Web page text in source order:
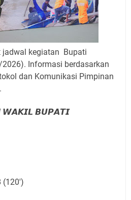
Samsat Keliling Kuningan Senin 10 Agustus
Agustus 2026 Lokasi Samsat Keliling
Ada di Empat Lokasi
jadwal kegiatan Bupati
Informasi berdasarkan
dan Komunikasi Pimpinan
𝙒𝘼𝙆𝙄𝙇 𝘽𝙐𝙋𝘼𝙏𝙄
(120')